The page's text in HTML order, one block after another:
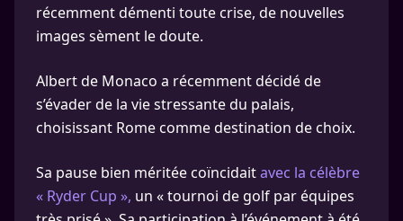
récemment démenti toute crise, de nouvelles
images sèment le doute.
Albert de Monaco a récemment décidé de
s’évader de la vie stressante du palais,
choisissant Rome comme destination de choix.
Sa pause bien méritée coïncidaitavec la célèbre
« Ryder Cup », un « tournoi de golf par équipes